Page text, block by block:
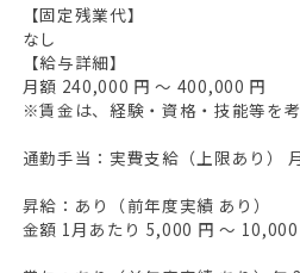
【固定残業代】
なし
【給与詳細】
月額 240,000 円 〜 400,000 円
※賃金は、経験・資格・技能等を考
通勤手当：実費支給（上限あり）
昇給：あり（前年度実績 あり）
金額 1月あたり 5,000 円 〜 10,000